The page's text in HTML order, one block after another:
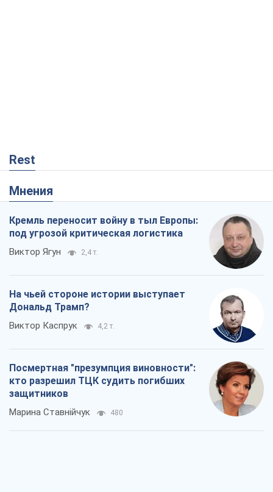
Rest
Мнения
Кремль переносит войну в тыл Европы:
под угрозой критическая логистика
Виктор Ягун 2,4 т.
На чьей стороне истории выступает
Дональд Трамп?
Виктор Каспрук 4,2 т.
Посмертная "презумпция виновности":
кто разрешил ТЦК судить погибших
защитников
Марина Ставнійчук 480